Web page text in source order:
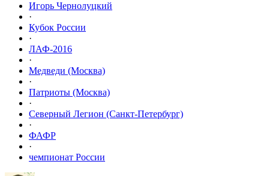
Игорь Чернолуцкий
·
Кубок России
·
ЛАФ-2016
·
Медведи (Москва)
·
Патриоты (Москва)
·
Северный Легион (Санкт-Петербург)
·
ФАФР
·
чемпионат России